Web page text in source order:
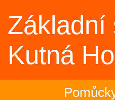
Základní
Kutná